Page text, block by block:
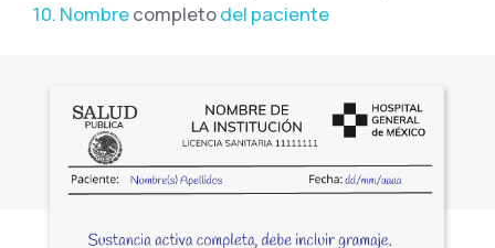
10. Nombrecompletodel paciente